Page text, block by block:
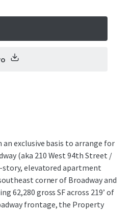
an exclusive basis to arrange for
(aka 210 West 94th Street /
story, elevatored apartment
corner of Broadway and
62,280 gross SF across 219’ of
frontage, the Property